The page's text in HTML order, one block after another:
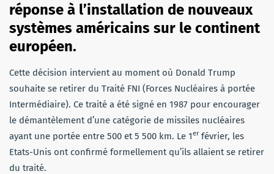
réponse à l’installation de nouveaux
systèmes américains sur le continent
européen.
Cette décision intervient au moment où Donald Trump
souhaite se retirer du Traité FNI (Forces Nucléaires à portée
Intermédiaire). Ce traité a été signé en 1987 pour encourager
le démantèlement d’une catégorie de missiles nucléaires
ayant une portée entre 500 et 5 500 km. Le 1erfévrier, les
Etats-Unis ont confirmé formellement qu’ils allaient se retirer
du traité.